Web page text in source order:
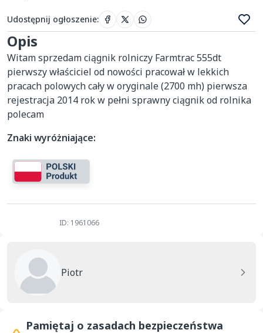
Udostępnij ogłoszenie:
Opis
Witam sprzedam ciągnik rolniczy Farmtrac 555dt
pierwszy właściciel od nowości pracował w lekkich
pracach polowych cały w oryginale (2700 mh) pierwsza
rejestracja 2014 rok w pełni sprawny ciągnik od rolnika
polecam
Znaki wyróżniające:
ID: 1961066
Piotr
Pamiętaj o zasadach bezpieczeństwa